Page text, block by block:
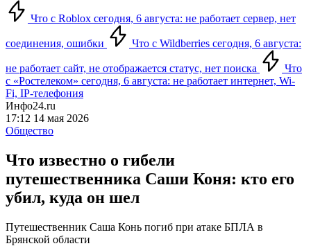
Что с Roblox сегодня, 6 августа: не работает сервер, нет
соединения, ошибки Что с Wildberries сегодня, 6 августа:
не работает сайт, не отображается статус, нет поиска
Что
с «Ростелеком» сегодня, 6 августа: не работает интернет, Wi-
Fi, IP-телефония
Инфо24.ru
17:12 14 мая 2026
Общество
Что известно о гибели
путешественника Саши Коня: кто его
убил, куда он шел
Путешественник Саша Конь погиб при атаке БПЛА в
Брянской области